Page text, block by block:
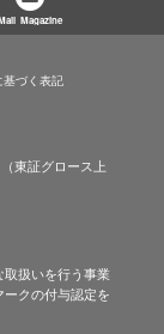
Magazine
づく表記
東証グロース上
扱いを行う事業
クの付与認定を